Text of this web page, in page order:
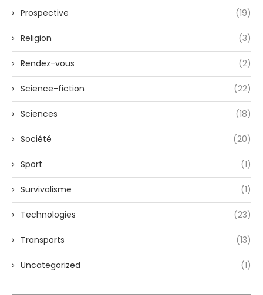
Prospective (19)
Religion (3)
Rendez-vous (2)
Science-fiction (22)
Sciences (18)
Société (20)
Sport (1)
Survivalisme (1)
Technologies (23)
Transports (13)
Uncategorized (1)